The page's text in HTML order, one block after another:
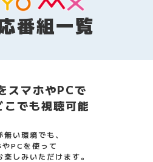
番組一覧
スマホやPCで
こでも視聴可能
無い環境でも、
やPCを使って
しみいただけます。